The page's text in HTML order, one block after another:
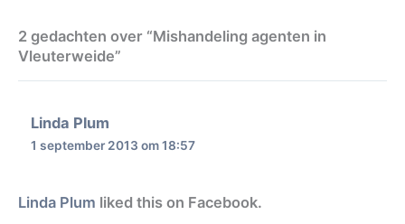
2 gedachten over “Mishandeling agenten in
Vleuterweide”
Linda Plum
1 september 2013 om 18:57
Linda Plum liked this on Facebook.